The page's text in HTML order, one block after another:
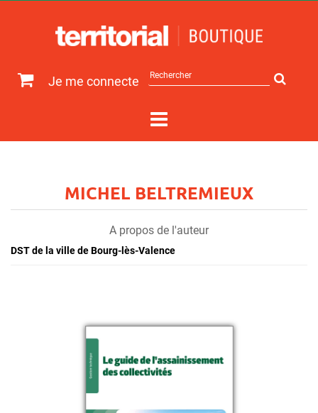
Je me connecte
sur
MICHEL BELTREMIEUX
A propos de l'auteur
DST de la ville de Bourg-lès-Valence